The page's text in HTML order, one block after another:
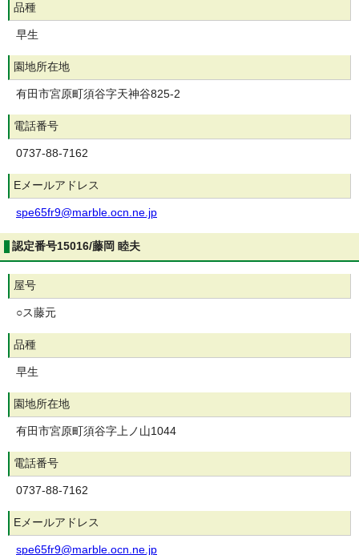
品種
早生
園地所在地
有田市宮原町須谷字天神谷825-2
電話番号
0737-88-7162
Eメールアドレス
spe65fr9@marble.ocn.ne.jp
認定番号15016/藤岡 睦夫
屋号
○ス藤元
品種
早生
園地所在地
有田市宮原町須谷字上ノ山1044
電話番号
0737-88-7162
Eメールアドレス
spe65fr9@marble.ocn.ne.jp